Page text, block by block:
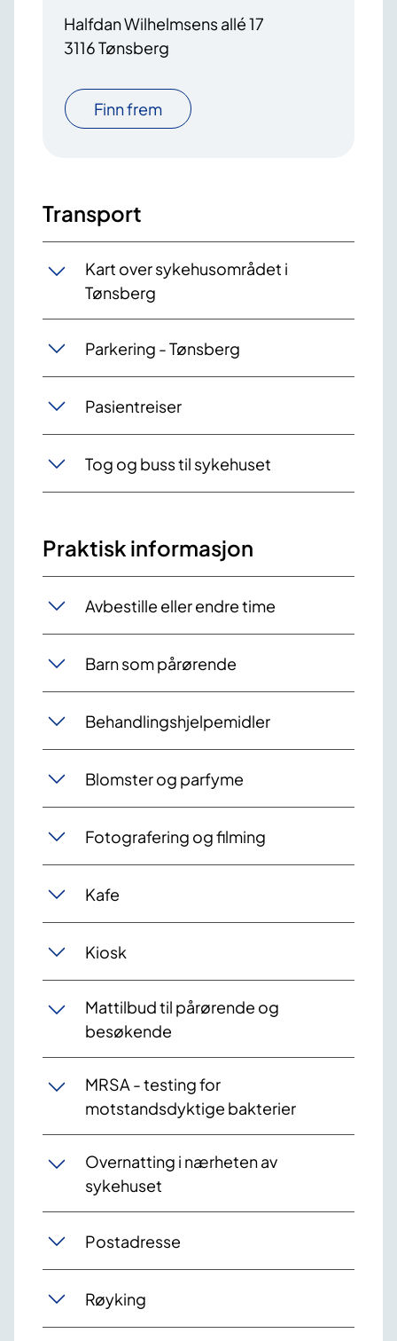
Halfdan Wilhelmsens allé 17
3116 Tønsberg
Finn frem
Transport
Kart over sykehusområdet i
Tønsberg
Parkering - Tønsberg
Pasientreiser
Tog og buss til sykehuset
Praktisk informasjon
Avbestille eller endre time
Barn som pårørende
Behandlingshjelpemidler
Blomster og parfyme
Fotografering og filming
Kafe
Kiosk
Mattilbud til pårørende og
besøkende
MRSA - testing for
motstandsdyktige bakterier
Overnatting i nærheten av
sykehuset
Postadresse
Røyking